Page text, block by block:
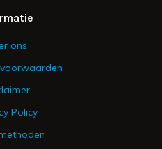
ons
Policy